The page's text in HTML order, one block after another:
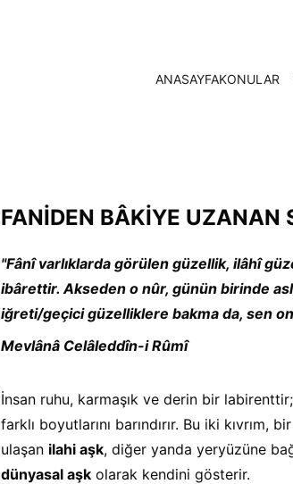
ANASAYFAKONULAR
FANİDEN BÂKİYE UZANAN
"Fânî varlıklarda görülen güzellik, ilâhî
ibârettir. Akseden o nûr, günün birinde
iğreti/geçici güzelliklere bakma da, sen
Mevlânâ Celâleddîn-i Rûmî
İnsan ruhu, karmaşık ve derin bir
farklı boyutlarını barındırır. Bu iki
ulaşan ilahi aşk, diğer yanda yeryüzüne
dünyasal aşk olarak kendini gösterir.